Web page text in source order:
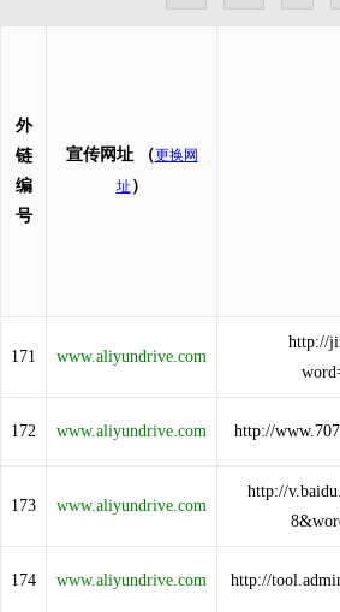
外
链
编
号
宣传网址 （更换网
址 ）
171 www.aliyundrive.com
http://
172 www.aliyundrive.com http://
173 www.aliyundrive.com
http://
174 www.aliyundrive.com http://